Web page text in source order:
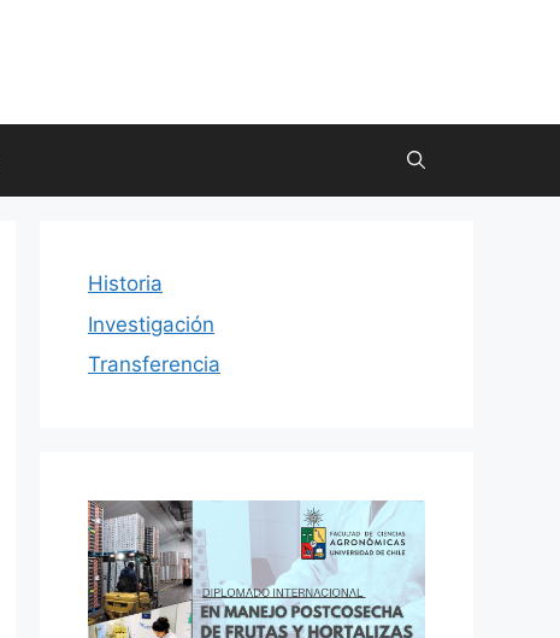
Historia
Investigación
Transferencia